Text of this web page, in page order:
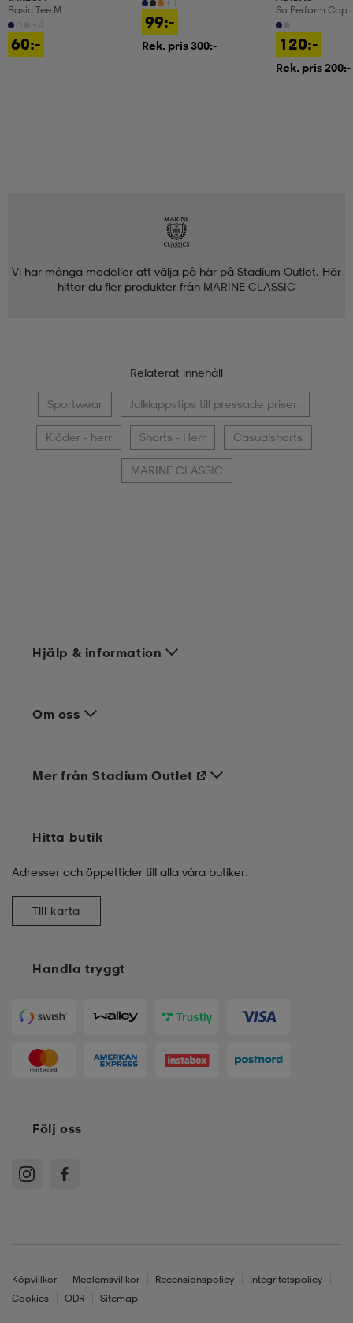
Basic Tee M
60:-
99:-
Rek. pris 300:-
So Perform Cap
120:-
Rek. pris 200:-
Vi har många modeller att välja på här på Stadium Outlet. Här
hittar du fler produkter från MARINE CLASSIC
Relaterat innehåll
Sportwear Julklappstips till pressade priser.
Kläder - herr Shorts - Herr Casualshorts
MARINE CLASSIC
Hjälp & information
Om oss
Handla tryggt
Mer från Stadium Outlet
Hitta butik
Adresser och öppettider till alla våra butiker.
Till karta
Följ oss
Köpvillkor Medlemsvillkor Recensionspolicy
Integritetspolicy
Cookies
ODR Sitemap